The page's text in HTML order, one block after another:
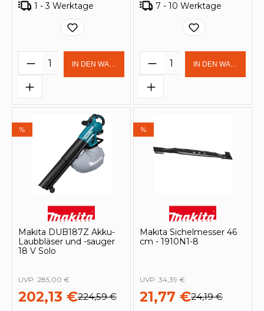
1 - 3 Werktage
Produkt Anzahl: Gib den
IN DEN WARENKORB
7 - 10 Werktage
Produkt Anzahl:
IN DEN
%
Makita DUB187Z Akku-
Laubbläser und -sauger
18 V Solo
202,13 €224,59 €
UVP: 285,00 €
%
Makita Sichelmesser 46
cm - 1910N1-8
21,77 €24,19 €
UVP: 34,39 €